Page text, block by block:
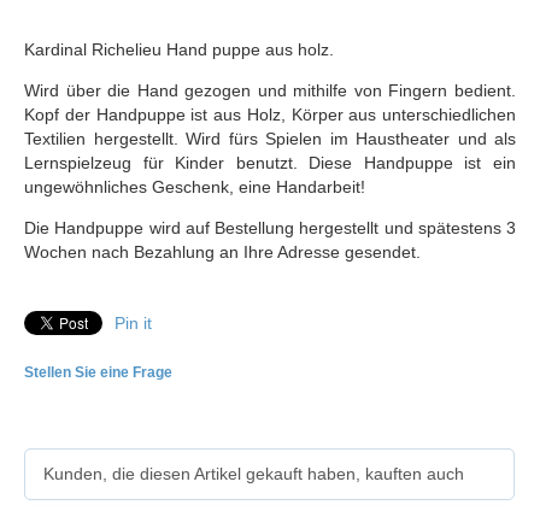
Kardinal Richelieu Hand puppe aus holz.
Wird über die Hand gezogen und mithilfe von Fingern bedient.
Kopf der Handpuppe ist aus Holz, Körper aus unterschiedlichen
Textilien hergestellt. Wird fürs Spielen im Haustheater und als
Lernspielzeug für Kinder benutzt. Diese Handpuppe ist ein
ungewöhnliches Geschenk, eine Handarbeit!
Die Handpuppe wird auf Bestellung hergestellt und spätestens 3
Wochen nach Bezahlung an Ihre Adresse gesendet.
Pin it
Stellen Sie eine Frage
Kunden, die diesen Artikel gekauft haben, kauften auch